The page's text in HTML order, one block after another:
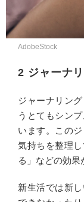
AdobeStock
2 ジャーナ
ジャーナリン
うとてもシン
います。この
気持ちを整理
る」などの効果
新生活では新